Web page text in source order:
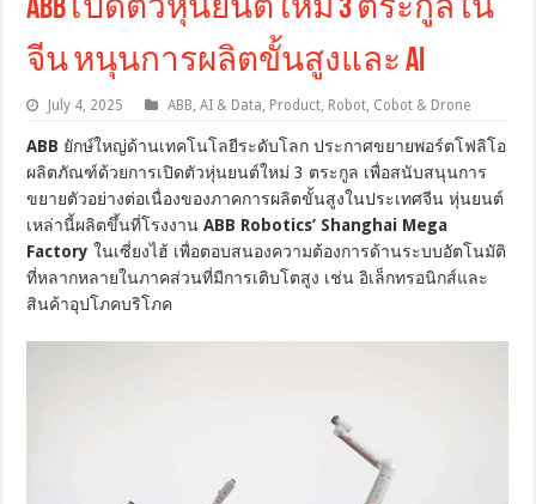
ABB เปิดตัวหุ่นยนต์ใหม่ 3 ตระกูลใน
จีน หนุนการผลิตขั้นสูงและ AI
July 4, 2025 ABB,AI & Data, Product, Robot, Cobot & Drone
ABB ยักษ์ใหญ่ด้านเทคโนโลยีระดับโลก ประกาศขยายพอร์ตโฟลิโอ
ผลิตภัณฑ์ด้วยการเปิดตัวหุ่นยนต์ใหม่ 3 ตระกูล เพื่อสนับสนุนการ
ขยายตัวอย่างต่อเนื่องของภาคการผลิตขั้นสูงในประเทศจีน หุ่นยนต์
เหล่านี้ผลิตขึ้นที่โรงงานABB Robotics’ Shanghai Mega
Factory ในเซี่ยงไฮ้ เพื่อตอบสนองความต้องการด้านระบบอัตโนมัติ
ที่หลากหลายในภาคส่วนที่มีการเติบโตสูง เช่น อิเล็กทรอนิกส์และ
สินค้าอุปโภคบริโภค